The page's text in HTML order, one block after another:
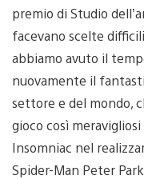
premio di Studio
facevano scelte
abbiamo avuto il
nuovamente il
settore e del mondo,
gioco così
Insomniac nel
Spider-Man Peter